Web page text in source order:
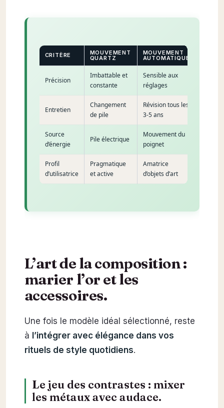
CRITÈRE MOUVEMENT
QUARTZ
MOUVEMENT
AUTOMATIQUE
Précision
Imbattable et
constante
Sensible aux
réglages
Entretien
Changement
de pile
Révision tous les
3-5 ans
Source
d’énergie
Pile électrique
Mouvement du
poignet
Profil
d’utilisatrice
Pragmatique
et active
Amatrice
d’objets d’art
L’art de la composition :
marier l’or et les
accessoires.
Une fois le modèle idéal sélectionné, reste
à l’intégrer avec élégance dans vos
rituels de style quotidiens.
Le jeu des contrastes : mixer
les métaux avec audace.